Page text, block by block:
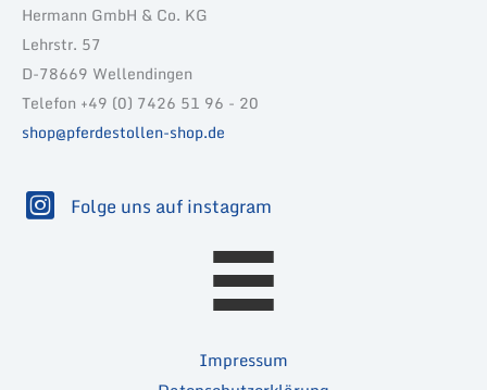
Hermann GmbH & Co. KG
Lehrstr. 57
D-78669 Wellendingen
Telefon +49 (0) 7426 51 96 - 20
shop@pferdestollen-shop.de
Folge uns auf instagram
Impressum